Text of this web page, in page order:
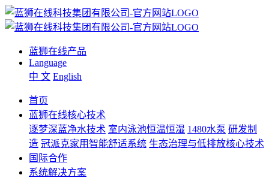
蓝狮在线产品
Language
中 文 English
首页
蓝狮在线核心技术
逐梦深蓝净水技术 室内泳池恒温恒湿 1480水泵 研发制
造 冠派克家用智能舒适系统 生态治理与低排放核心技术
国际合作
系统解决方案